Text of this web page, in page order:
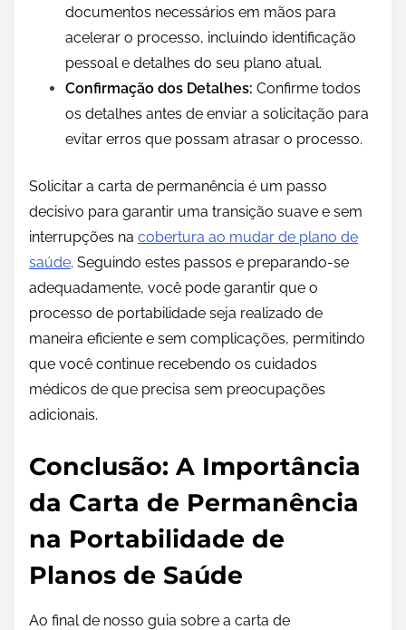
documentos necessários em mãos para
acelerar o processo, incluindo identificação
pessoal e detalhes do seu plano atual.
Confirmação dos Detalhes: Confirme todos
os detalhes antes de enviar a solicitação para
evitar erros que possam atrasar o processo.
Solicitar a carta de permanência é um passo
decisivo para garantir uma transição suave e sem
interrupções na cobertura ao mudar de plano de
saúde. Seguindo estes passos e preparando-se
adequadamente, você pode garantir que o
processo de portabilidade seja realizado de
maneira eficiente e sem complicações, permitindo
que você continue recebendo os cuidados
médicos de que precisa sem preocupações
adicionais.
Conclusão: A Importância
da Carta de Permanência
na Portabilidade de
Planos de Saúde
Ao final de nosso guia sobre a carta de